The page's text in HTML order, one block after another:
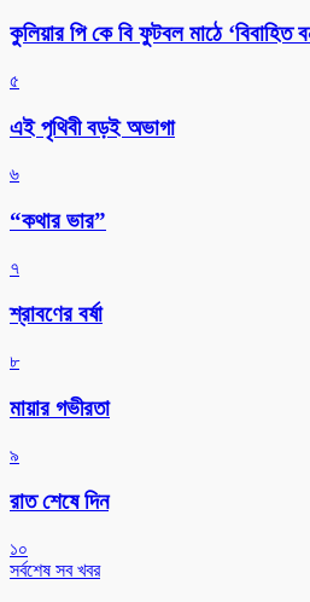
কুলিয়ার পি কে বি ফুটবল মাঠে ‘বিবাহিত
৫
এই পৃথিবী বড়ই অভাগা
৬
“কথার ভার”
৭
শ্রাবণের বর্ষা
৮
মায়ার গভীরতা
৯
রাত শেষে দিন
১০
সর্বশেষ সব খবর